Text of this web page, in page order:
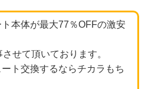
本体が最大77％OFFの激安
せて頂いております。
ト交換するならチカラもち